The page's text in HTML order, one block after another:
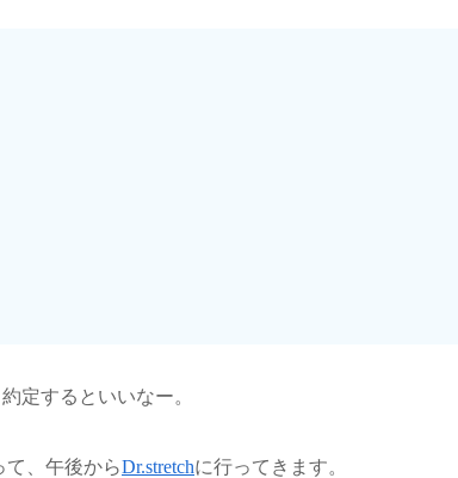
定するといいなー。
て、午後からDr.stretchに行ってきます。